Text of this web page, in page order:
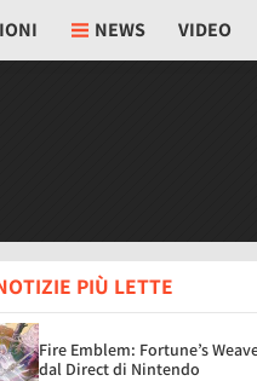
NEWS VIDEO
PIÙ LETTE
Fire Emblem: Fortune’s
dal Direct di Nintendo